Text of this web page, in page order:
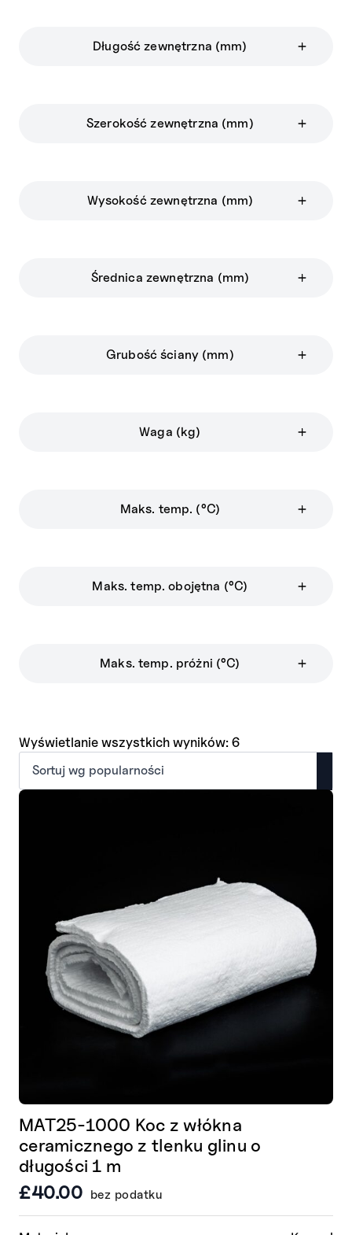
Długość zewnętrzna (mm)
Szerokość zewnętrzna (mm)
Wysokość zewnętrzna (mm)
Średnica zewnętrzna (mm)
Grubość ściany (mm)
Waga (kg)
Maks. temp. (°C)
Maks. temp. obojętna (°C)
Maks. temp. próżni (°C)
Wyświetlanie wszystkich wyników: 6Posortowane
MAT25-1000 Koc z włókna
ceramicznego z tlenku glinu o
długości 1 m
£40.00 bez podatku